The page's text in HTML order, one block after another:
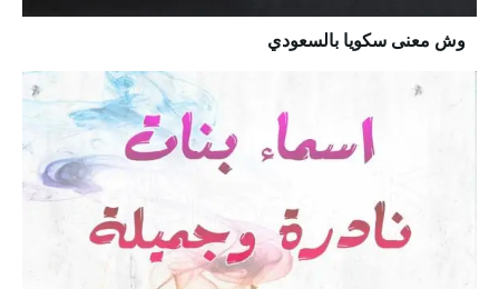
وش معنى سكويا بالسعودي